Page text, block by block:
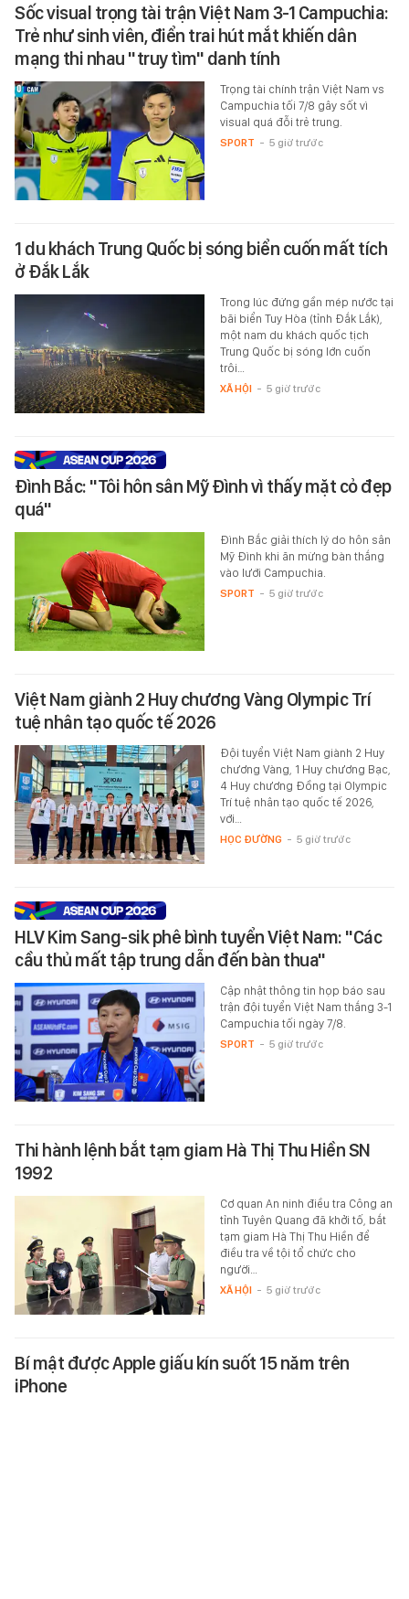
Sốc visual trọng tài trận Việt Nam 3-1 Campuchia:
Trẻ như sinh viên, điển trai hút mắt khiến dân
mạng thi nhau "truy tìm" danh tính
Trọng tài chính trận Việt Nam vs
Campuchia tối 7/8 gây sốt vì
visual quá đỗi trẻ trung.
SPORT - 5 giờ trước
1 du khách Trung Quốc bị sóng biển cuốn mất tích
ở Đắk Lắk
Trong lúc đứng gần mép nước tại
bãi biển Tuy Hòa (tỉnh Đắk Lắk),
một nam du khách quốc tịch
Trung Quốc bị sóng lớn cuốn
trôi…
XÃ HỘI - 5 giờ trước
Đình Bắc: "Tôi hôn sân Mỹ Đình vì thấy mặt cỏ đẹp
quá"
Đình Bắc giải thích lý do hôn sân
Mỹ Đình khi ăn mừng bàn thắng
vào lưới Campuchia.
SPORT - 5 giờ trước
Việt Nam giành 2 Huy chương Vàng Olympic Trí
tuệ nhân tạo quốc tế 2026
Đội tuyển Việt Nam giành 2 Huy
chương Vàng, 1 Huy chương Bạc,
4 Huy chương Đồng tại Olympic
Trí tuệ nhân tạo quốc tế 2026,
với…
HỌC ĐƯỜNG - 5 giờ trước
HLV Kim Sang-sik phê bình tuyển Việt Nam: "Các
cầu thủ mất tập trung dẫn đến bàn thua"
Cập nhật thông tin họp báo sau
trận đội tuyển Việt Nam thắng 3-1
Campuchia tối ngày 7/8.
SPORT - 5 giờ trước
Thi hành lệnh bắt tạm giam Hà Thị Thu Hiền SN
1992
Cơ quan An ninh điều tra Công an
tỉnh Tuyên Quang đã khởi tố, bắt
tạm giam Hà Thị Thu Hiền để
điều tra về tội tổ chức cho
người…
XÃ HỘI - 5 giờ trước
Bí mật được Apple giấu kín suốt 15 năm trên
iPhone